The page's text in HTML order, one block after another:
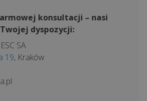
konsultacji – nasi
dyspozycji:
SA
19, Kraków